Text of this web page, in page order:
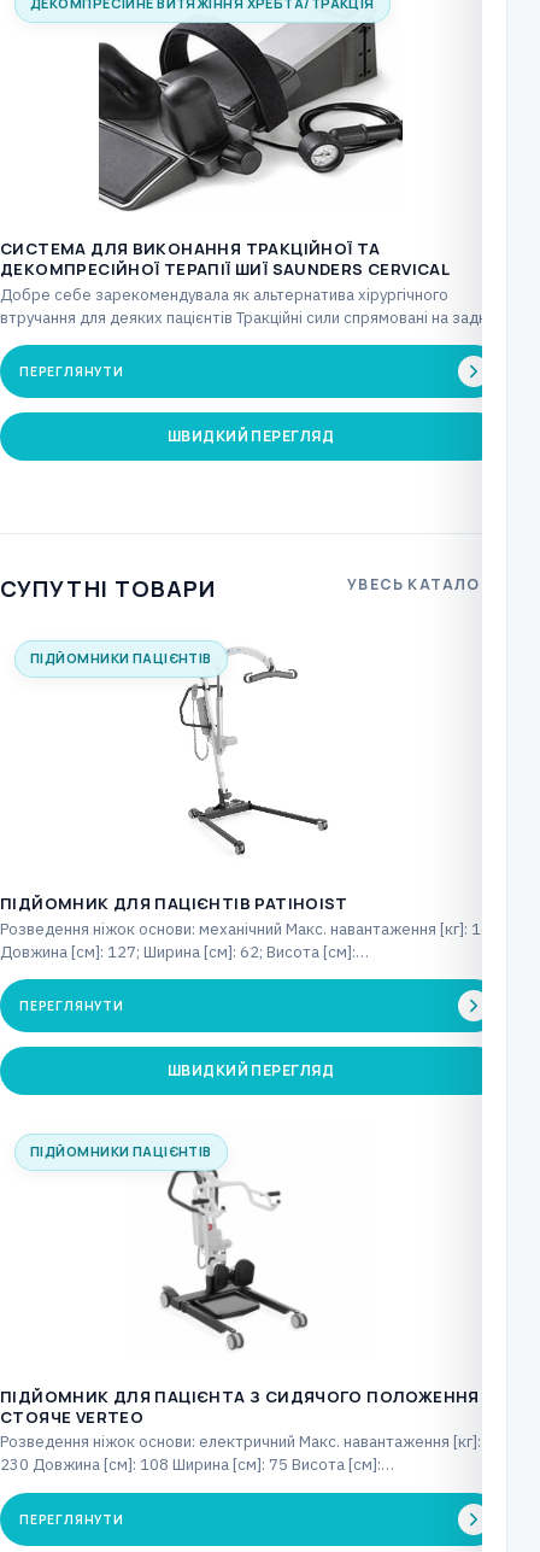
СИСТЕМА ДЛЯ ВИКОНАННЯ ТРАКЦІЙНОЇ ТА
ДЕКОМПРЕСІЙНОЇ ТЕРАПІЇ ШИЇ SAUNDERS CERVICAL
Добре себе зарекомендувала як альтернатива хірургічного
втручання для деяких пацієнтів Тракційні сили спрямовані на задню
частину…
ПЕРЕГЛЯНУТИ
ШВИДКИЙ ПЕРЕГЛЯД
СУПУТНІ ТОВАРИ УВЕСЬ КАТАЛОГ
ПІДЙОМНИКИ ПАЦІЄНТІВ
ПІДЙОМНИК ДЛЯ ПАЦІЄНТІВ PATIHOIST
Розведення ніжок основи: механічний Макс. навантаження [кг]: 160
Довжина [см]: 127; Ширина [см]: 62; Висота [см]:…
ПЕРЕГЛЯНУТИ
ШВИДКИЙ ПЕРЕГЛЯД
ПІДЙОМНИКИ ПАЦІЄНТІВ
ПІДЙОМНИК ДЛЯ ПАЦІЄНТА З СИДЯЧОГО ПОЛОЖЕННЯ В
СТОЯЧЕ VERTEO
Розведення ніжок основи: електричний Макс. навантаження [кг]:
230 Довжина [см]: 108 Ширина [см]: 75 Висота [см]:…
ПЕРЕГЛЯНУТИ